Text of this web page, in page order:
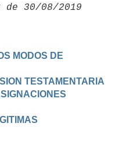
MODOS DE
TESTAMENTARIA